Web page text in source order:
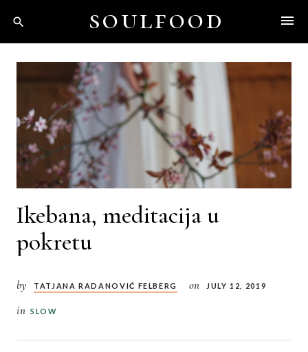
content
soulfood
Ikebana, meditacija u
pokretu
by TATJANA RADANOVIĆ FELBERG on JULY 12, 2019
in SLOW